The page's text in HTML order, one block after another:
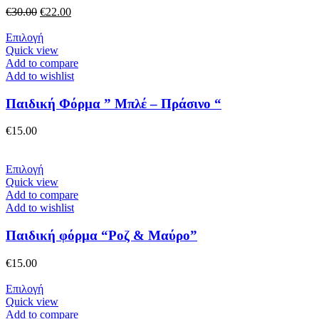
επιλογές
μπορούν
επιλεγούν
στη
σελίδα
του
προϊόντος
€30.00 Original
was:
€30.00.
€22.00Η
€22.00.
ΕπιλογήΑυτό
το
προϊόν
έχει
παραλλαγές.
Οι
στη
σελίδα
του
προϊόντος
Quick view
Add to compare
Add to wishlist
Παιδική Φόρμα ” Μπλέ – Πράσινο “
€15.00
ΕπιλογήΑυτό
το
προϊόν
έχει
παραλλαγές.
Οι
επιλεγούν
στη
Quick view
Add to compare
Add to wishlist
Παιδική φόρμα “Ροζ & Μαύρο”
€15.00
ΕπιλογήΑυτό
το
προϊόν
Quick view
Add to compare